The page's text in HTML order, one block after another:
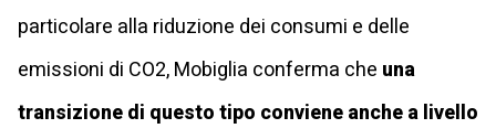
particolare alla riduzione dei consumi e delle
emissioni di CO2, Mobiglia conferma che una
transizione di questo tipo conviene anche a livello